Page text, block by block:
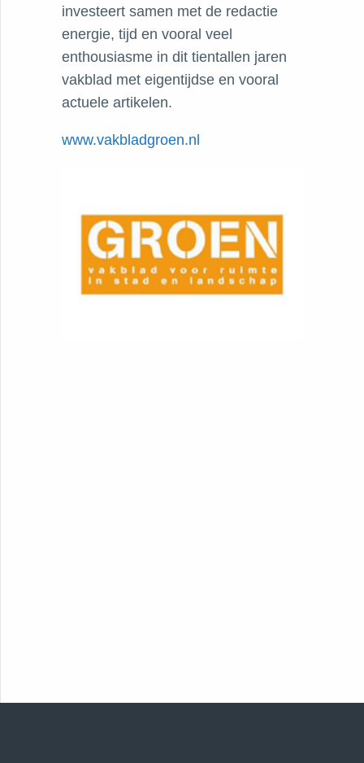
investeert samen met de redactie
energie, tijd en vooral veel
enthousiasme in dit tientallen jaren
vakblad met eigentijdse en vooral
actuele artikelen.
www.vakbladgroen.nl